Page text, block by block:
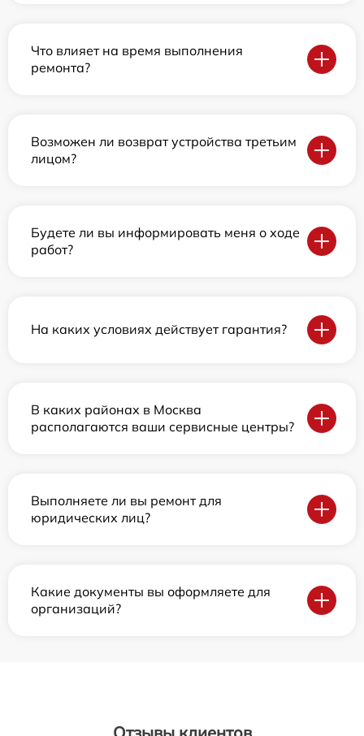
Что влияет на время выполнения
ремонта?
Возможен ли возврат устройства третьим
лицом?
Будете ли вы информировать меня о ходе
работ?
На каких условиях действует гарантия?
В каких районах в Москва
располагаются ваши сервисные центры?
Выполняете ли вы ремонт для
юридических лиц?
Какие документы вы оформляете для
организаций?